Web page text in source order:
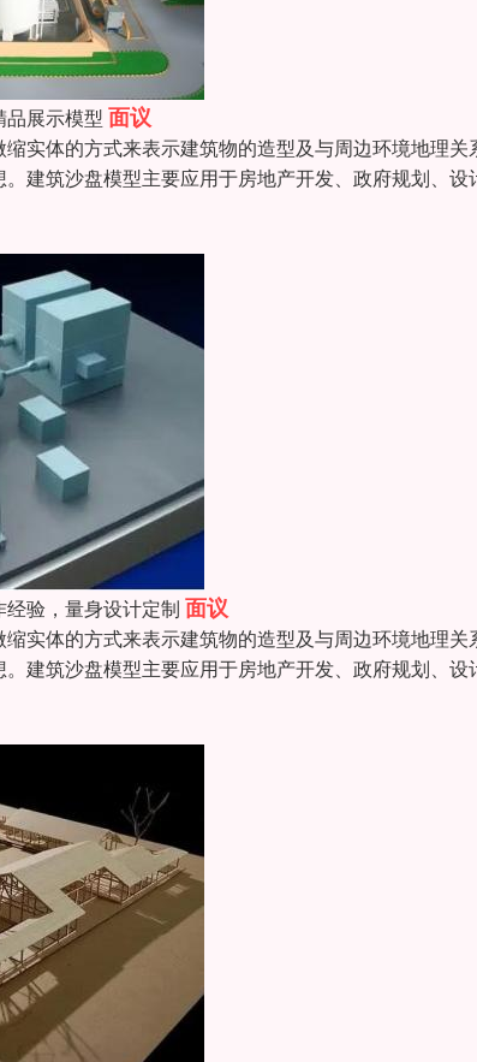
展示模型 面议
实体的方式来表示建筑物的造型及与周边环境地理
建筑沙盘模型主要应用于房地产开发、政府规划、
验，量身设计定制 面议
实体的方式来表示建筑物的造型及与周边环境地理
建筑沙盘模型主要应用于房地产开发、政府规划、